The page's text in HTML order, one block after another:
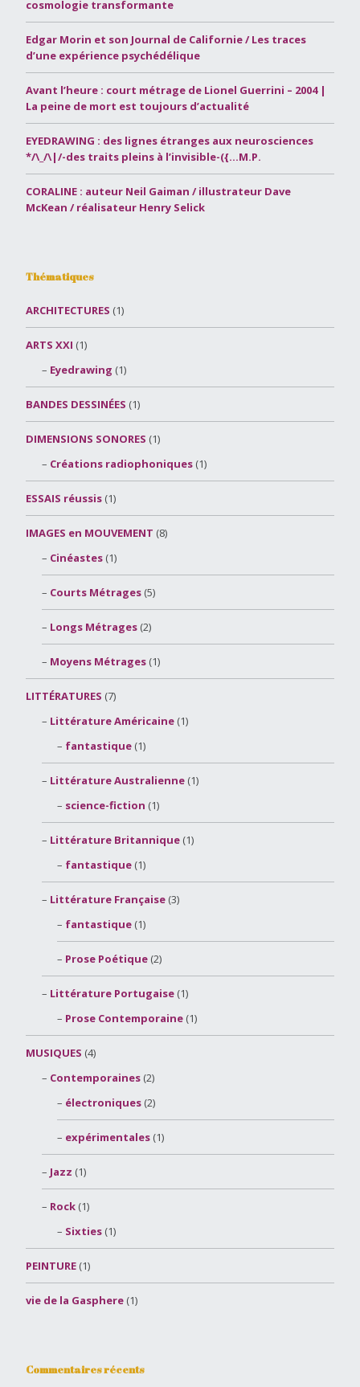
cosmologie transformante
Edgar Morin et son Journal de Californie / Les traces
d’une expérience psychédélique
Avant l’heure : court métrage de Lionel Guerrini – 2004 |
La peine de mort est toujours d’actualité
EYEDRAWING : des lignes étranges aux neurosciences
*/\_/\|/-des traits pleins à l’invisible-({…M.P.
CORALINE : auteur Neil Gaiman / illustrateur Dave
McKean / réalisateur Henry Selick
Thématiques
ARCHITECTURES (1)
ARTS XXI (1)
Eyedrawing (1)
BANDES DESSINÉES (1)
DIMENSIONS SONORES (1)
Créations radiophoniques(1)
ESSAIS réussis (1)
IMAGES en MOUVEMENT (8)
Cinéastes(1)
Courts Métrages(5)
Longs Métrages(2)
Moyens Métrages(1)
LITTÉRATURES (7)
Littérature Américaine(1)
fantastique (1)
Littérature Australienne(1)
science-fiction (1)
Littérature Britannique(1)
fantastique (1)
Littérature Française(3)
fantastique (1)
Prose Poétique (2)
Littérature Portugaise(1)
Prose Contemporaine (1)
MUSIQUES (4)
Contemporaines(2)
électroniques (2)
expérimentales (1)
Jazz (1)
Rock(1)
Sixties (1)
PEINTURE (1)
vie de la Gasphere (1)
Commentaires récents